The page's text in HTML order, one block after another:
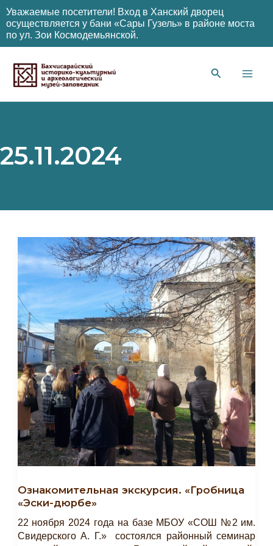
Уважаемые посетители! Вход в Ханский дворец
осуществляется у бани «Сары Гузель» в районе моста
по ул. Зои Космодемьянской.
содержимому
25.11.2024
Ознакомительная экскурсия. «Гробница
«Эски-дюрбе»
22 ноября 2024 года на базе МБОУ «СОШ №2 им.
Свидерского А. Г.» состоялся районный семинар